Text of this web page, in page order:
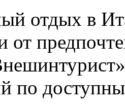
отдых в
от
по